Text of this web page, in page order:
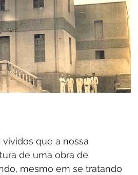
que a nossa
de uma obra de
mesmo em se tratando